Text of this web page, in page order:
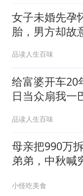
女子未婚先孕
胎，男方却故
品读人生百味
给富婆开车20
日当众扇我一
品读人生百味
母亲把990万
弟弟，中秋喊
小怪吃美食